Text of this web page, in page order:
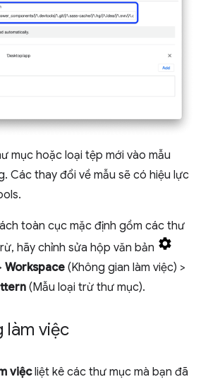
mục hoặc loại tệp mới vào mẫu
Các thay đổi về mẫu sẽ có hiệu lực
toàn cục mặc định gồm các thư
hãy chỉnh sửa hộp văn bản
Workspace (Không gian làm việc) >
(Mẫu loại trừ thư mục).
làm việc
việcliệt kê các thư mục mà bạn đã